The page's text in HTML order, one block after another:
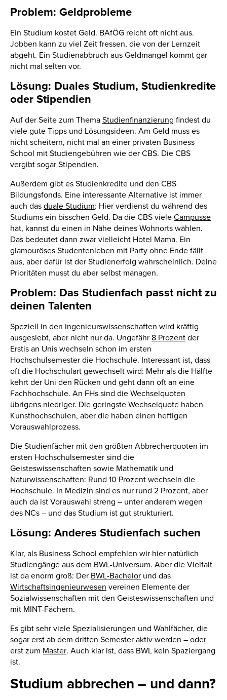
Problem: Geldprobleme
Ein Studium kostet Geld. BAfÖG reicht oft nicht aus.
Jobben kann zu viel Zeit fressen, die von der Lernzeit
abgeht. Ein Studienabbruch aus Geldmangel kommt gar
nicht mal selten vor.
Lösung: Duales Studium, Studienkredite
oder Stipendien
Auf der Seite zum Thema Studienfinanzierung findest du
viele gute Tipps und Lösungsideen. Am Geld muss es
nicht scheitern, nicht mal an einer privaten Business
School mit Studiengebühren wie der CBS. Die CBS
vergibt sogar Stipendien.
Außerdem gibt es Studienkredite und den CBS
Bildungsfonds. Eine interessante Alternative ist immer
auch das duale Studium: Hier verdienst du während des
Studiums ein bisschen Geld. Da die CBS viele Campusse
hat, kannst du einen in Nähe deines Wohnorts wählen.
Das bedeutet dann zwar vielleicht Hotel Mama. Ein
glamouröses Studentenleben mit Party ohne Ende fällt
aus, aber dafür ist der Studienerfolg wahrscheinlich. Deine
Prioritäten musst du aber selbst managen.
Problem: Das Studienfach passt nicht zu
deinen Talenten
Speziell in den Ingenieurswissenschaften wird kräftig
ausgesiebt, aber nicht nur da. Ungefähr 8 Prozent der
Erstis an Unis wechseln schon im ersten
Hochschulsemester die Hochschule. Interessant ist, dass
oft die Hochschulart gewechselt wird: Mehr als die Hälfte
kehrt der Uni den Rücken und geht dann oft an eine
Fachhochschule. An FHs sind die Wechselquoten
übrigens niedriger. Die geringste Wechselquote haben
Kunsthochschulen, aber die haben einen heftigen
Vorauswahlprozess.
Die Studienfächer mit den größten Abbrecherquoten im
ersten Hochschulsemester sind die
Geisteswissenschaften sowie Mathematik und
Naturwissenschaften: Rund 10 Prozent wechseln die
Hochschule. In Medizin sind es nur rund 2 Prozent, aber
auch da ist Vorauswahl streng – unter anderem wegen
des NCs – und das Studium ist gut strukturiert.
Lösung: Anderes Studienfach suchen
Klar, als Business School empfehlen wir hier natürlich
Studiengänge aus dem BWL-Universum. Aber die Vielfalt
ist da enorm groß: Der BWL-Bachelor und das
Wirtschaftsingenieurwesen vereinen Elemente der
Sozialwissenschaften mit den Geisteswissenschaften und
mit MINT-Fächern.
Es gibt sehr viele Spezialisierungen und Wahlfächer, die
sogar erst ab dem dritten Semester aktiv werden – oder
erst zum Master. Auch klar ist, dass BWL kein Spaziergang
ist.
Studium abbrechen – und dann?